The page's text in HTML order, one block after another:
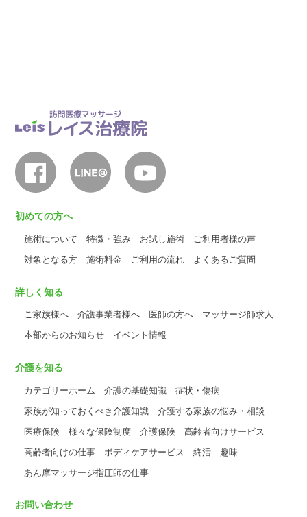
初めての方へ
施術について 特徴・強み お試し施術
ご利用者様の声
対象となる方
施術料金 ご利用の流れ よくあるご質問
詳しく知る
ご家族様へ 介護事業者様へ 医師の方へ
マッサージ師求人
本部からのお知らせ
イベント情報
介護を知る
カテゴリーホーム 介護の基礎知識
症状・傷病
家族が知っておくべき介護知識
介護する家族の悩み・相談
医療保険
様々な保険制度 介護保険
高齢者向けサービス
高齢者向けの仕事
ボディケアサービス 終活
趣味
あん摩マッサージ指圧師の仕事
お問い合わせ